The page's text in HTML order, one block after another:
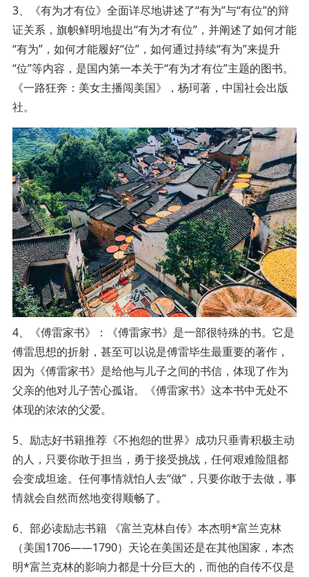
3、《有为才有位》全面详尽地讲述了“有为”与“有位”的辩
证关系，旗帜鲜明地提出“有为才有位”，并阐述了如何才能
“有为”，如何才能履好“位”，如何通过持续“有为”来提升
“位”等内容，是国内第一本关于“有为才有位”主题的图书。
《一路狂奔：美女主播闯美国》，杨珂著，中国社会出版
社。
4、《傅雷家书》：《傅雷家书》是一部很特殊的书。它是
傅雷思想的折射，甚至可以说是傅雷毕生最重要的著作，
因为《傅雷家书》是给他与儿子之间的书信，体现了作为
父亲的他对儿子苦心孤诣。《傅雷家书》这本书中无处不
体现的浓浓的父爱。
5、励志好书籍推荐《不抱怨的世界》成功只垂青积极主动
的人，只要你敢于担当，勇于接受挑战，任何艰难险阻都
会变成坦途。任何事情就怕人去“做”，只要你敢于去做，事
情就会自然而然地变得顺畅了。
6、部必读励志书籍 《富兰克林自传》本杰明*富兰克林
（美国1706——1790）天论在美国还是在其他国家，本杰
明*富兰克林的影响力都是十分巨大的，而他的自传不仅是